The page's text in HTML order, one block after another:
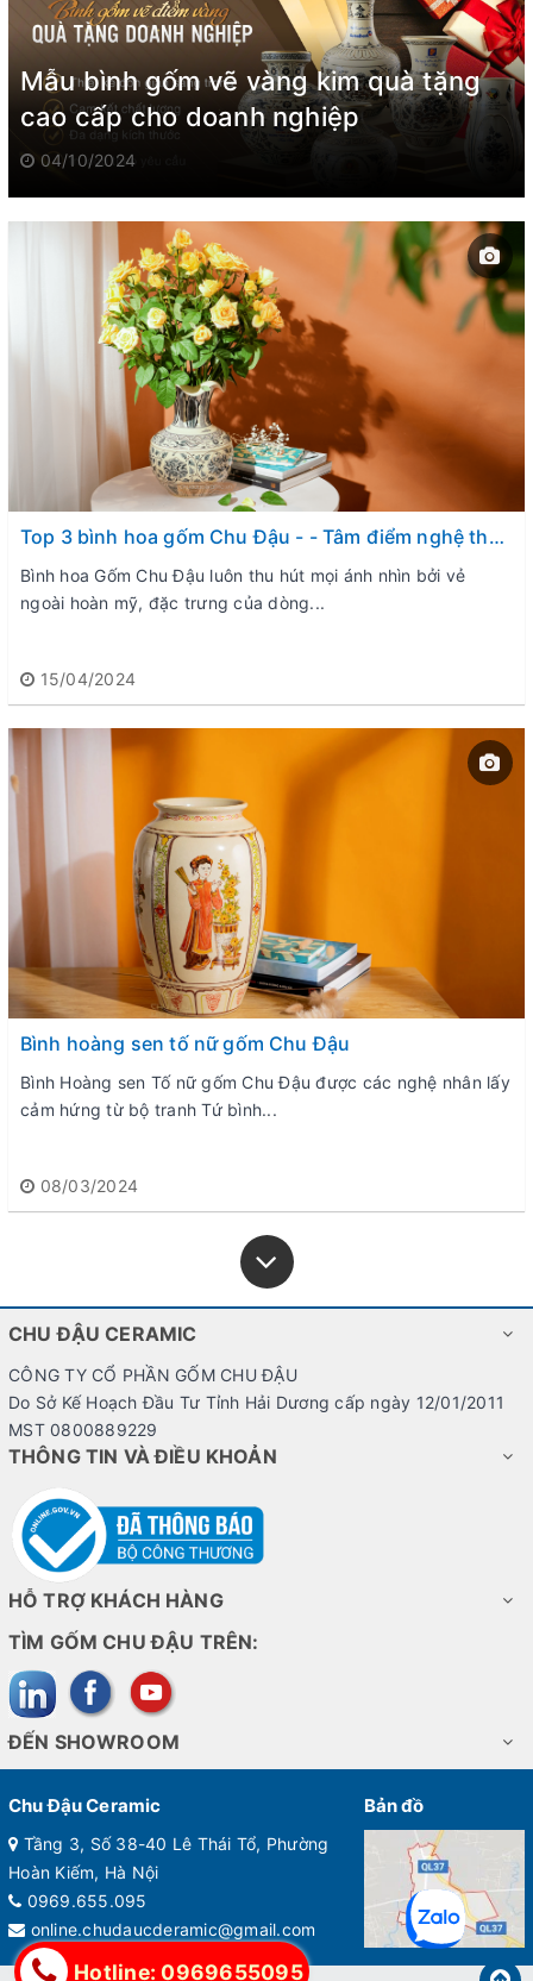
Mẫu bình gốm vẽ vàng kim quà tặng
cao cấp cho doanh nghiệp
04/10/2024
Top 3 bình hoa gốm Chu Đậu - - Tâm điểm nghệ thuật bừng sáng không gian
Bình hoa Gốm Chu Đậu luôn thu hút mọi ánh nhìn bởi vẻ
ngoài hoàn mỹ, đặc trưng của dòng...
15/04/2024
Bình hoàng sen tố nữ gốm Chu Đậu
Bình Hoàng sen Tố nữ gốm Chu Đậu được các nghệ nhân lấy
cảm hứng từ bộ tranh Tứ bình...
08/03/2024
CHU ĐẬU CERAMIC
CÔNG TY CỔ PHẦN GỐM CHU ĐẬU
Do Sở Kế Hoạch Đầu Tư Tỉnh Hải Dương cấp ngày 12/01/2011
MST 0800889229
THÔNG TIN VÀ ĐIỀU KHOẢN
HỖ TRỢ KHÁCH HÀNG
TÌM GỐM CHU ĐẬU TRÊN:
ĐẾN SHOWROOM
Chu Đậu Ceramic
Tầng 3, Số 38-40 Lê Thái Tổ, Phường
Hoàn Kiếm, Hà Nội
0969.655.095
online.chudaucderamic@gmail.com
Bản đồ
Hotline: 0969655095